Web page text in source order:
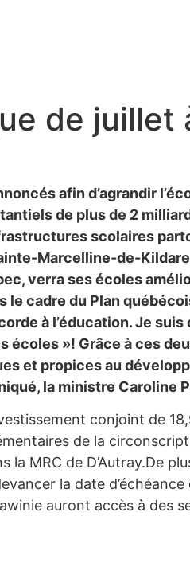
de juillet
afin d’agrandir
de plus de 2
scolaires
Marcelline-de-
verra ses écoles
cadre du Plan
à l’éducation. Je
»! Grâce à ces
et propices au
la ministre Caroline
conjoint de
de la
MRC de D’Autray.De
la date
auront accès à des